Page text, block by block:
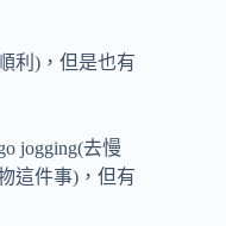
利)，但是也有
jogging(去慢
這件事)，但有